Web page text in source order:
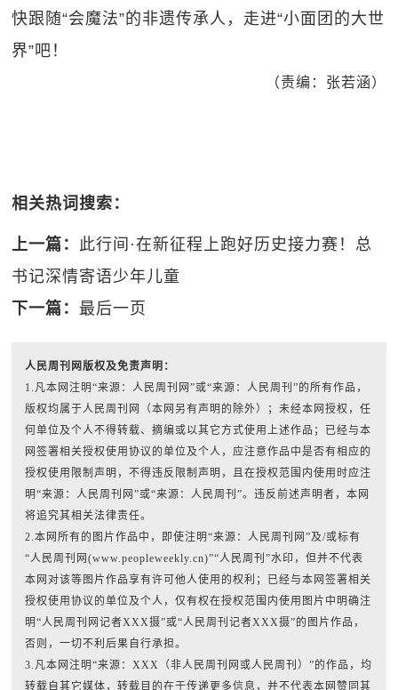
快跟随“会魔法”的非遗传承人，走进“小面团的大世
界”吧！
（责编：张若涵）
相关热词搜索：
上一篇： 此行间·在新征程上跑好历史接力赛！总
书记深情寄语少年儿童
下一篇：最后一页
人民周刊网版权及免责声明：
1.凡本网注明“来源：人民周刊网”或“来源：人民周刊”的所有作品，
版权均属于人民周刊网（本网另有声明的除外）；未经本网授权，任
何单位及个人不得转载、摘编或以其它方式使用上述作品；已经与本
网签署相关授权使用协议的单位及个人，应注意作品中是否有相应的
授权使用限制声明，不得违反限制声明，且在授权范围内使用时应注
明“来源：人民周刊网”或“来源：人民周刊”。违反前述声明者，本网
将追究其相关法律责任。
2.本网所有的图片作品中，即使注明“来源：人民周刊网”及/或标有
“人民周刊网(www.peopleweekly.cn)”“人民周刊”水印，但并不代表
本网对该等图片作品享有许可他人使用的权利；已经与本网签署相关
授权使用协议的单位及个人，仅有权在授权范围内使用图片中明确注
明“人民周刊网记者XXX摄”或“人民周刊记者XXX摄”的图片作品，
否则，一切不利后果自行承担。
3.凡本网注明“来源：XXX（非人民周刊网或人民周刊）”的作品，均
转载自其它媒体，转载目的在于传递更多信息，并不代表本网赞同其